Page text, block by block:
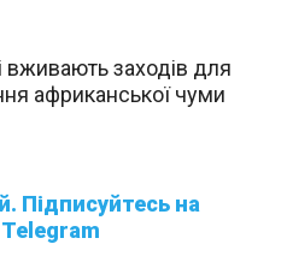
Telegram
вживають заходів для
африканської чуми